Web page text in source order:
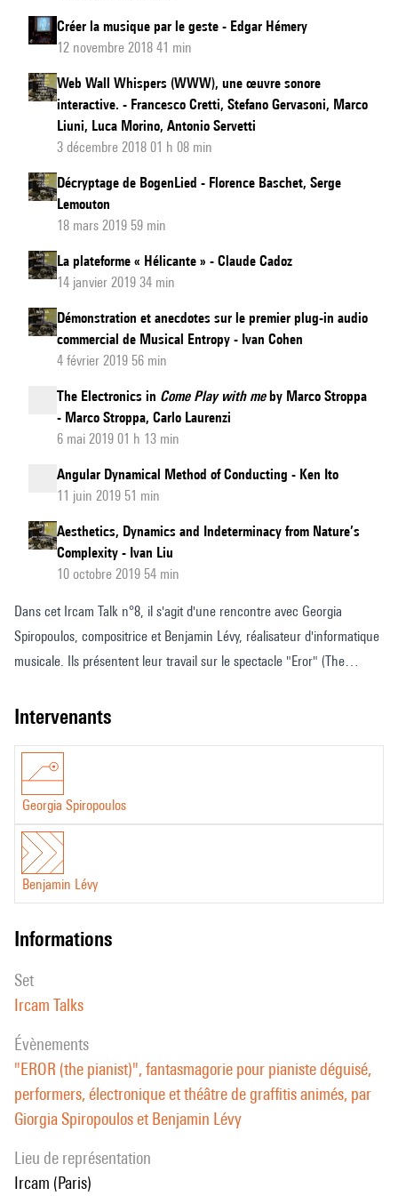
Créer la musique par le geste - Edgar Hémery
12 novembre 2018 41 min
Web Wall Whispers (WWW), une œuvre sonore
interactive. - Francesco Cretti, Stefano Gervasoni, Marco
Liuni, Luca Morino, Antonio Servetti
3 décembre 2018 01 h 08 min
Décryptage de BogenLied - Florence Baschet, Serge
Lemouton
18 mars 2019 59 min
La plateforme « Hélicante » - Claude Cadoz
14 janvier 2019 34 min
Démonstration et anecdotes sur le premier plug-in audio
commercial de Musical Entropy - Ivan Cohen
4 février 2019 56 min
The Electronics in Come Play with meby Marco Stroppa
- Marco Stroppa, Carlo Laurenzi
6 mai 2019 01 h 13 min
Angular Dynamical Method of Conducting - Ken Ito
11 juin 2019 51 min
Aesthetics, Dynamics and Indeterminacy from Nature’s
Complexity - Ivan Liu
10 octobre 2019 54 min
Dans cet Ircam Talk n°8, il s'agit d'une rencontre avec Georgia
Spiropoulos, compositrice et Benjamin Lévy, réalisateur d'informatique
musicale. Ils présentent leur travail sur le spectacle "Eror" (The
sera présenté en 2019 à Athènes et lors de ManiFeste-2019.
intervenants
Georgia Spiropoulos
Benjamin Lévy
informations
set
Ircam Talks
évènements
"EROR (the pianist)", fantasmagorie pour pianiste déguisé,
performers, électronique et théâtre de graffitis animés, par
Giorgia Spiropoulos et Benjamin Lévy
Lieu de représentation
Ircam (Paris)